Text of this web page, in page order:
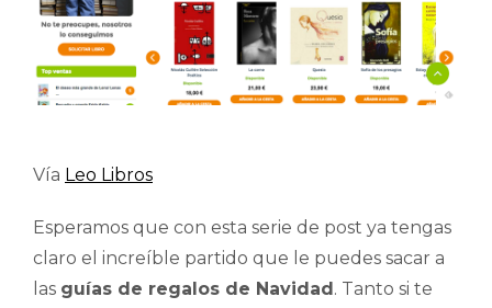
Vía Leo Libros
Esperamos que con esta serie de post ya tengas
claro el increíble partido que le puedes sacar a
las guías de regalos de Navidad . Tanto si te